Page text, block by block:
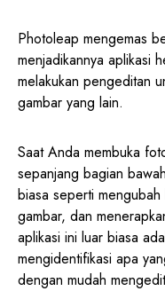
Photoleap mengemas
menjadikannya aplikasi
melakukan pengeditan
gambar yang lain.
Saat Anda membuka
sepanjang bagian
biasa seperti
gambar, dan
aplikasi ini luar biasa
mengidentifikasi apa
dengan mudah